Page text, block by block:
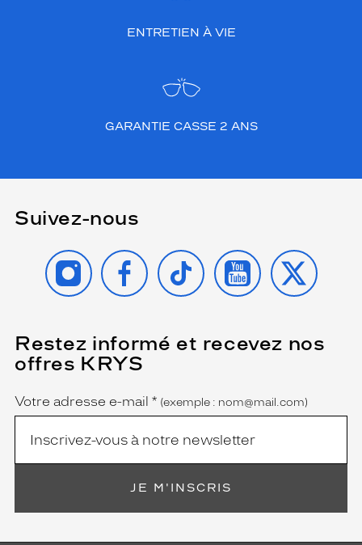
ENTRETIEN À VIE
GARANTIE CASSE 2 ANS
Suivez-nous
INSTAGRAMFACEBOOK
TIKTOK YOUTUBE
X
Restez informé et recevez nos
offres KRYS
Name
Votre adresse e-mail *
(Ce
champ
est
obligatoire)
(exemple : nom@mail.com)
JE M'INSCRIS